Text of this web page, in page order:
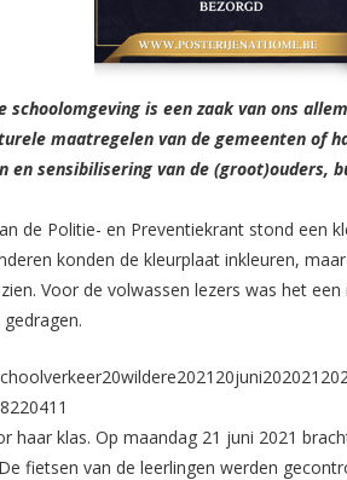
schoolomgeving is een zaak van ons
maatregelen van de gemeenten of
en sensibilisering van de (groot)ouders,
de Politie- en Preventiekrant stond een
konden de kleurplaat inkleuren,
Voor de volwassen lezers was het
haar klas. Op maandag 21 juni 2021
fietsen van de leerlingen werden